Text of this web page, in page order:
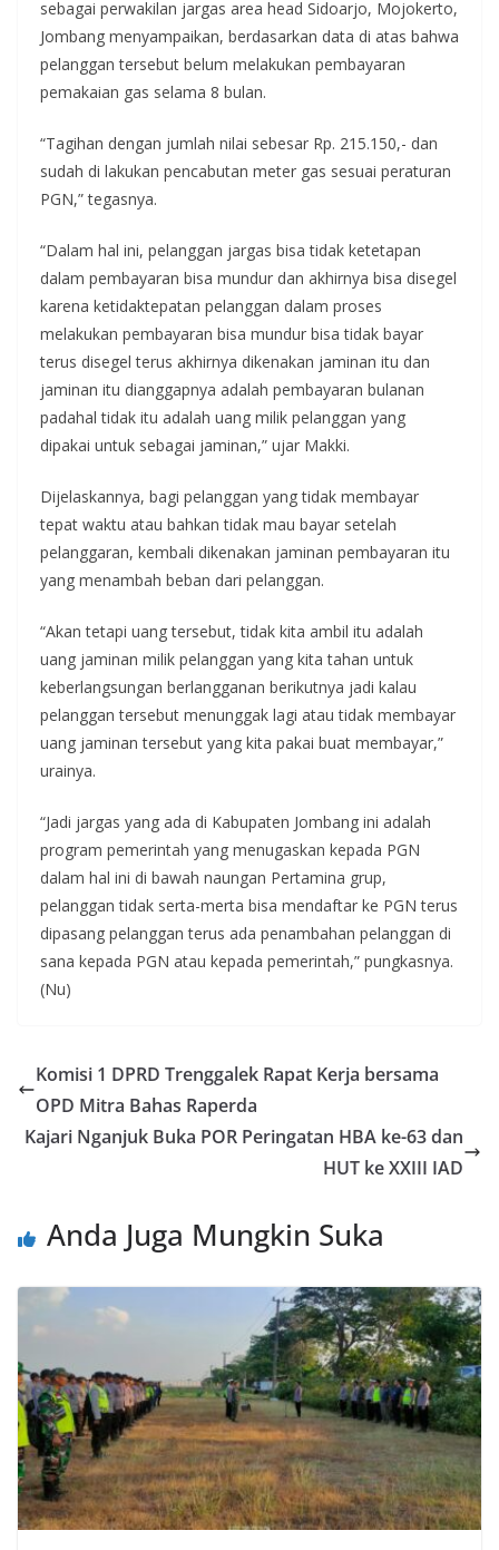
sebagai perwakilan jargas area head Sidoarjo, Mojokerto,
Jombang menyampaikan, berdasarkan data di atas bahwa
pelanggan tersebut belum melakukan pembayaran
pemakaian gas selama 8 bulan.
“Tagihan dengan jumlah nilai sebesar Rp. 215.150,- dan
sudah di lakukan pencabutan meter gas sesuai peraturan
PGN,” tegasnya.
“Dalam hal ini, pelanggan jargas bisa tidak ketetapan
dalam pembayaran bisa mundur dan akhirnya bisa disegel
karena ketidaktepatan pelanggan dalam proses
melakukan pembayaran bisa mundur bisa tidak bayar
terus disegel terus akhirnya dikenakan jaminan itu dan
jaminan itu dianggapnya adalah pembayaran bulanan
padahal tidak itu adalah uang milik pelanggan yang
dipakai untuk sebagai jaminan,” ujar Makki.
Dijelaskannya, bagi pelanggan yang tidak membayar
tepat waktu atau bahkan tidak mau bayar setelah
pelanggaran, kembali dikenakan jaminan pembayaran itu
yang menambah beban dari pelanggan.
“Akan tetapi uang tersebut, tidak kita ambil itu adalah
uang jaminan milik pelanggan yang kita tahan untuk
keberlangsungan berlangganan berikutnya jadi kalau
pelanggan tersebut menunggak lagi atau tidak membayar
uang jaminan tersebut yang kita pakai buat membayar,”
urainya.
“Jadi jargas yang ada di Kabupaten Jombang ini adalah
program pemerintah yang menugaskan kepada PGN
dalam hal ini di bawah naungan Pertamina grup,
pelanggan tidak serta-merta bisa mendaftar ke PGN terus
dipasang pelanggan terus ada penambahan pelanggan di
sana kepada PGN atau kepada pemerintah,” pungkasnya.
(Nu)
Komisi 1 DPRD Trenggalek Rapat Kerja bersama
OPD Mitra Bahas Raperda
Kajari Nganjuk Buka POR Peringatan HBA ke-63 dan
HUT ke XXIII IAD
Anda Juga Mungkin Suka